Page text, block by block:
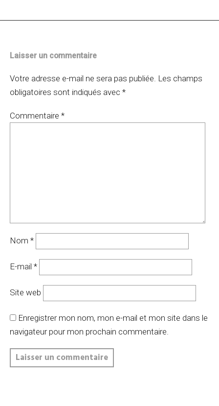
Laisser un commentaire
Votre adresse e-mail ne sera pas publiée. Les champs
obligatoires sont indiqués avec *
Commentaire *
Nom *
E-mail *
Site web
Enregistrer mon nom, mon e-mail et mon site dans le
navigateur pour mon prochain commentaire.